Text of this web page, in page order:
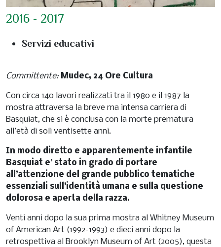
2016 - 2017
Servizi educativi
Committente: Mudec, 24 Ore Cultura
Con circa 140 lavori realizzati tra il 1980 e il 1987 la
mostra attraversa la breve ma intensa carriera di
Basquiat, che si è conclusa con la morte prematura
all’età di soli ventisette anni.
In modo diretto e apparentemente infantile
Basquiat e’ stato in grado di portare
all’attenzione del grande pubblico tematiche
essenziali sull’identità umana e sulla questione
dolorosa e aperta della razza.
Venti anni dopo la sua prima mostra al Whitney Museum
of American Art (1992-1993) e dieci anni dopo la
retrospettiva al Brooklyn Museum of Art (2005), questa